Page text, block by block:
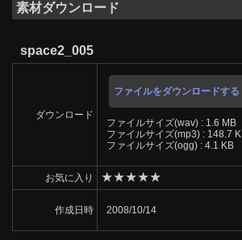
素材ダウンロード
space2_005
ダウンロード
ファイルをダウンロードする
ファイルサイズ(wav) : 1.6 MB
ファイルサイズ(mp3) : 148.7
ファイルサイズ(ogg) : 4.1 KB
お気に入り ★★★★★
作成日時 2008/10/14